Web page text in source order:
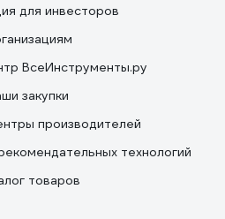
для инвесторов
ВсеИнструменты.ру
закупки
производителей
технологий
товаров